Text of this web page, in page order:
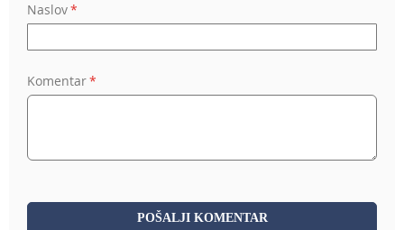
Naslov
Komentar
POŠALJI KOMENTAR